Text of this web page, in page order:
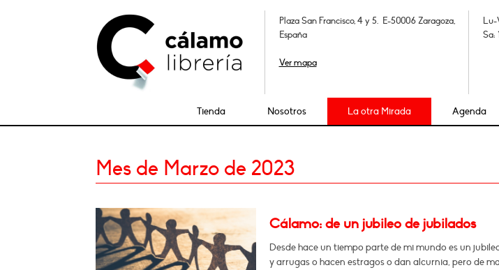
Plaza San Francisco, 4 y 5. E-50006 Zaragoza,
España
Ver mapa
Lu-
Sa:
Tienda Nosotros La otra Mirada Agenda
Mes de Marzo de 2023
Cálamo: de un jubileo de jubilados
Desde hace un tiempo parte de mi mundo es un
y arrugas o hacen estragos o dan alcurnia, pero de